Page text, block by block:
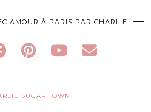
AMOUR À PARIS PAR CHARLIE
SUGAR TOWN